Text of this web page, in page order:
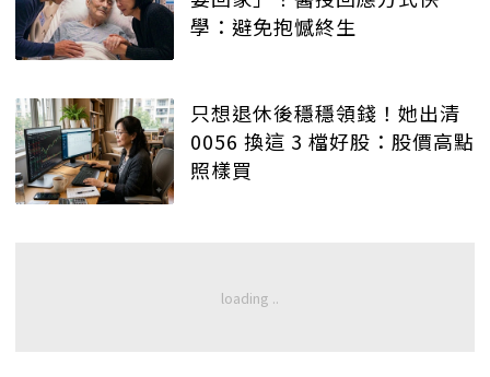
學：避免抱憾終生
只想退休後穩穩領錢！她出清
0056 換這 3 檔好股：股價高點
照樣買